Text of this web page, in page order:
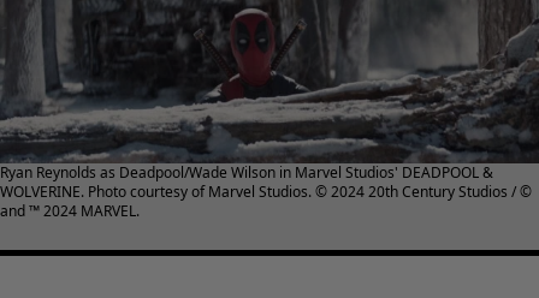
Ryan Reynolds as Deadpool/Wade Wilson in Marvel Studios' DEADPOOL &
WOLVERINE. Photo courtesy of Marvel Studios. © 2024 20th Century Studios / ©
and ™ 2024 MARVEL.